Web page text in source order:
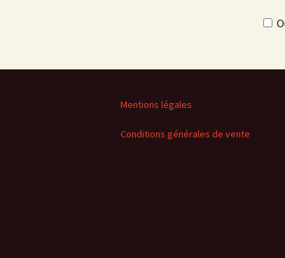
Mentions légales
Conditions générales de vente